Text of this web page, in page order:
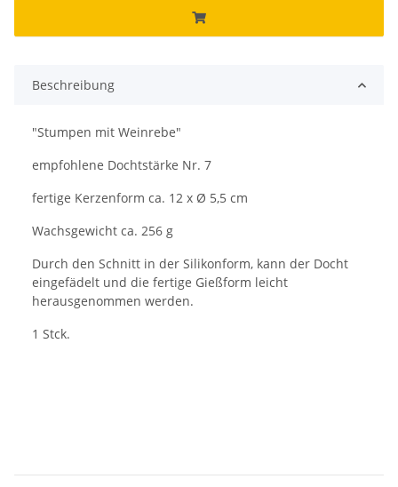
Beschreibung
"Stumpen mit Weinrebe"
empfohlene Dochtstärke Nr. 7
fertige Kerzenform ca. 12 x Ø 5,5 cm
Wachsgewicht ca. 256 g
Durch den Schnitt in der Silikonform, kann der Docht
eingefädelt und die fertige Gießform leicht
herausgenommen werden.
1 Stck.